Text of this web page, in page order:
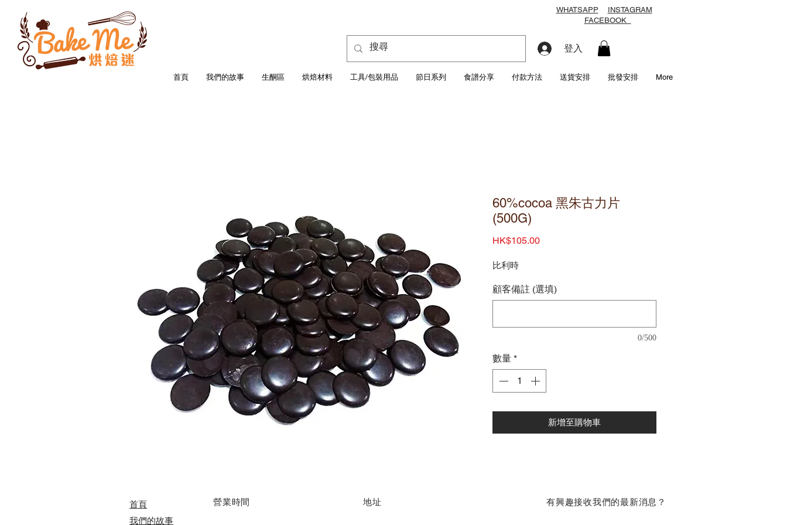
WHATSAPP
INSTAGRAM
FACEBOOK
登入
首頁 我們的故事 生酮區 烘焙材料 工具/包裝用品 節日系列 食譜分享 付款方法 送貨安排 批發安排 More
60%cocoa 黑朱古力片
(500G)
HK$105.00價
比利時
顧客備註 (選填)
0/500
數量 *
新增至購物車
首頁
我們的故事
​營業時間 地址 ​有興趣接收我們的最新消息？